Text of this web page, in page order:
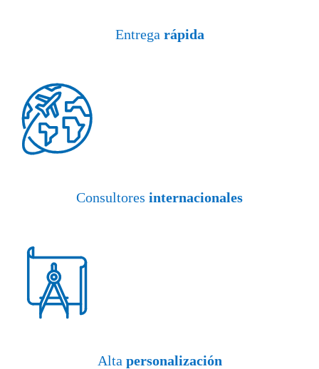
Entrega rápida
Consultores internacionales
Alta personalización